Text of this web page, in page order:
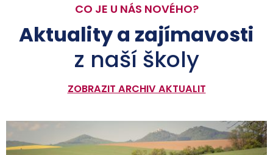
CO JE U NÁS NOVÉHO?
Aktuality a zajímavosti
z naší školy
ZOBRAZIT ARCHIV AKTUALIT